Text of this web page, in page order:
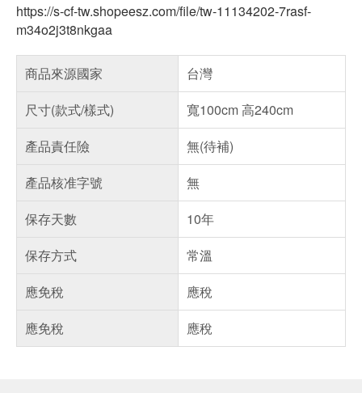
https://s-cf-tw.shopeesz.com/file/tw-11134202-7rasf-
m34o2j3t8nkgaa
商品來源國家
台灣
尺寸(款式/樣式)
寬100cm 高240cm
產品責任險
無(待補)
產品核准字號
無
保存天數
10年
保存方式
常溫
應免稅
應稅
應免稅
應稅